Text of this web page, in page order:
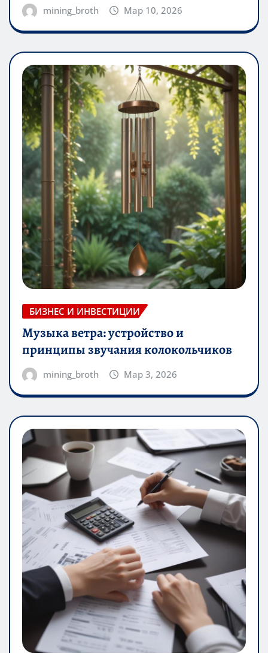
mining_broth Мар 10, 2026
БИЗНЕС И ИНВЕСТИЦИИ
Музыка ветра: устройство и
принципы звучания колокольчиков
mining_broth Мар 3, 2026